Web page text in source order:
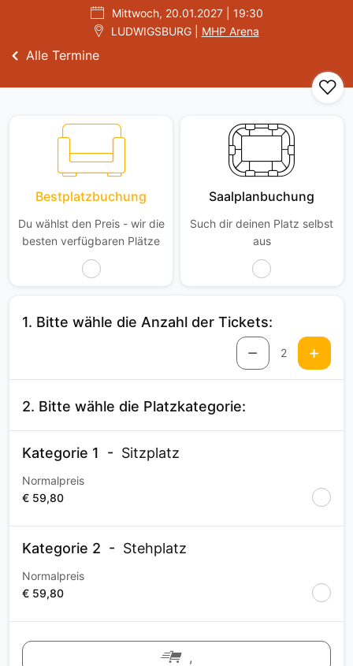
Mittwoch, 20.01.2027 | 19:30
LUDWIGSBURG | MHP Arena
Alle Termine
Bestplatzbuchung
Du wählst den Preis - wir die
besten verfügbaren Plätze
Saalplanbuchung
Such dir deinen Platz selbst
aus
1. Bitte wähle die Anzahl der Tickets:
2
2. Bitte wähle die Platzkategorie:
Kategorie 1 Sitzplatz
Normalpreis
€ 59,80
Kategorie 2 Stehplatz
Normalpreis
€ 59,80
,